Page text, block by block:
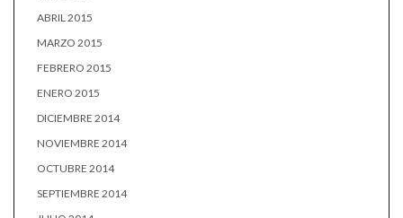
ABRIL 2015
MARZO 2015
FEBRERO 2015
ENERO 2015
DICIEMBRE 2014
NOVIEMBRE 2014
OCTUBRE 2014
SEPTIEMBRE 2014